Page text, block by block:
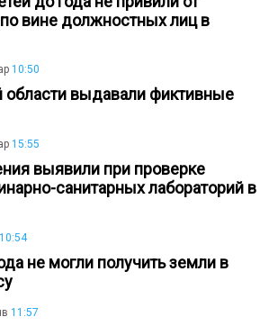
вине должностных лиц в
10:50
области выдавали фиктивные
15:55
выявили при проверке
санитарных лабораторий в
10:54
не могли получить земли в
11:57